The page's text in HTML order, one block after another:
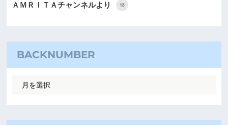
ＡＭＲＩＴＡチャンネルより 13
BACKNUMBER